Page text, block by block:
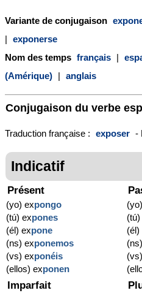
Variante de conjugaison
| exponerse
Nom des temps français |
(Amérique) | anglais
Conjugaison du verbe
Traduction française : exposer -
Indicatif
Présent
(yo) expongo
(tú) expones
(él) expone
(ns) exponemos
(vs) exponéis
(ellos) exponen
(él)
Imparfait